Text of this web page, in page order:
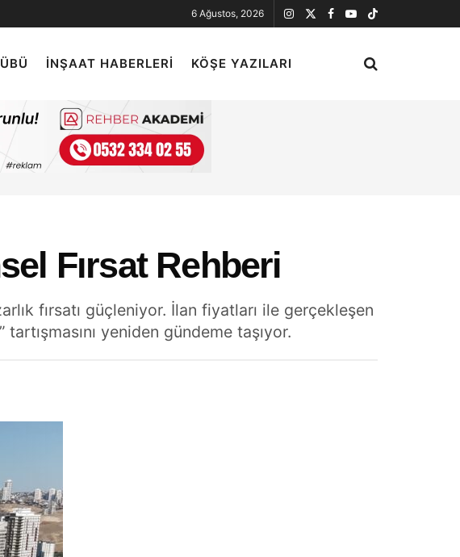
6 Ağustos, 2026
İNŞAAT HABERLERI KÖŞE YAZILARI
Fırsat Rehberi
fırsatı güçleniyor. İlan fiyatları ile gerçekleşen
yeniden gündeme taşıyor.